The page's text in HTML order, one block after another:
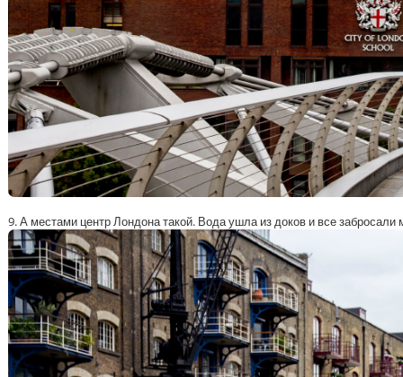
9. А местами центр Лондона такой. Вода ушла из доков и все забросали